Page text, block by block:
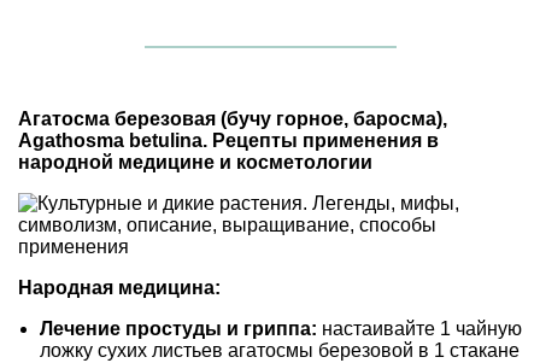
Агатосма березовая (бучу горное, баросма),
Agathosma betulina. Рецепты применения в
народной медицине и косметологии
Народная медицина:
Лечение простуды и гриппа: настаивайте 1 чайную
ложку сухих листьев агатосмы березовой в 1 стакане